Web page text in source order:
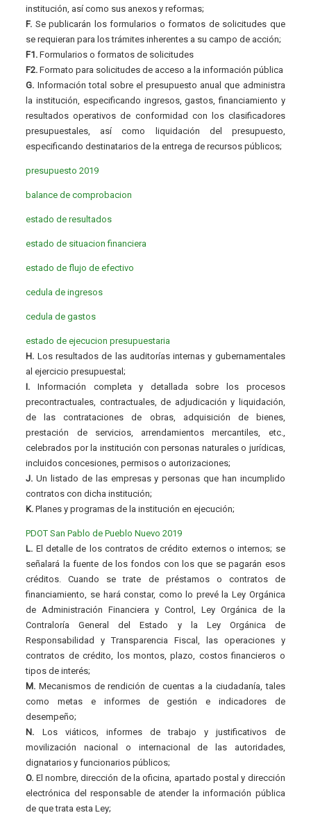
institución, así como sus anexos y reformas;
F. Se publicarán los formularios o formatos de solicitudes que
se requieran para los trámites inherentes a su campo de acción;
F1. Formularios o formatos de solicitudes
F2. Formato para solicitudes de acceso a la información pública
G. Información total sobre el presupuesto anual que administra
la institución, especificando ingresos, gastos, financiamiento y
resultados operativos de conformidad con los clasificadores
presupuestales, así como liquidación del presupuesto,
especificando destinatarios de la entrega de recursos públicos;
presupuesto 2019
balance de comprobacion
estado de resultados
estado de situacion financiera
estado de flujo de efectivo
cedula de ingresos
cedula de gastos
estado de ejecucion presupuestaria
H. Los resultados de las auditorías internas y gubernamentales
al ejercicio presupuestal;
I. Información completa y detallada sobre los procesos
precontractuales, contractuales, de adjudicación y liquidación,
de las contrataciones de obras, adquisición de bienes,
prestación de servicios, arrendamientos mercantiles, etc.,
celebrados por la institución con personas naturales o jurídicas,
incluidos concesiones, permisos o autorizaciones;
J. Un listado de las empresas y personas que han incumplido
contratos con dicha institución;
K. Planes y programas de la institución en ejecución;
PDOT San Pablo de Pueblo Nuevo 2019
L. El detalle de los contratos de crédito externos o internos; se
señalará la fuente de los fondos con los que se pagarán esos
créditos. Cuando se trate de préstamos o contratos de
financiamiento, se hará constar, como lo prevé la Ley Orgánica
de Administración Financiera y Control, Ley Orgánica de la
Contraloría General del Estado y la Ley Orgánica de
Responsabilidad y Transparencia Fiscal, las operaciones y
contratos de crédito, los montos, plazo, costos financieros o
tipos de interés;
M. Mecanismos de rendición de cuentas a la ciudadanía, tales
como metas e informes de gestión e indicadores de
desempeño;
N. Los viáticos, informes de trabajo y justificativos de
movilización nacional o internacional de las autoridades,
dignatarios y funcionarios públicos;
O. El nombre, dirección de la oficina, apartado postal y dirección
electrónica del responsable de atender la información pública
de que trata esta Ley;